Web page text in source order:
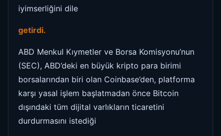
iyimserliğini dile
getirdi.
ABD Menkul Kıymetler ve Borsa Komisyonu’nun
(SEC), ABD’deki en büyük kripto para birimi
borsalarından biri olan Coinbase’den, platforma
karşı yasal işlem başlatmadan önce Bitcoin
dışındaki tüm dijital varlıkların ticaretini
durdurmasını istediği